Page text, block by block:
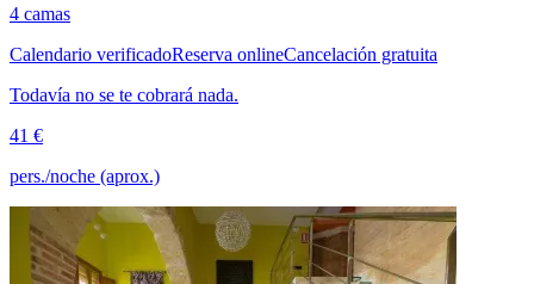
4 camas
Calendario verificadoReserva onlineCancelación gratuita
Todavía no se te cobrará nada.
41 €
pers./noche (aprox.)